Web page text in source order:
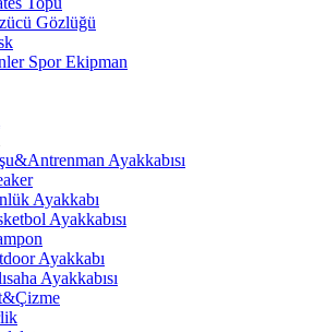
Gözlüğü
Spor Ekipman
Ayakkabısı
Ayakkabı
Ayakkabısı
Ayakkabı
Ayakkabısı